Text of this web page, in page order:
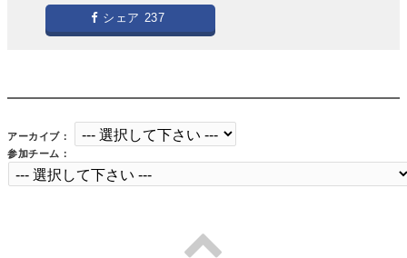
シェア 237
アーカイブ：
参加チーム：